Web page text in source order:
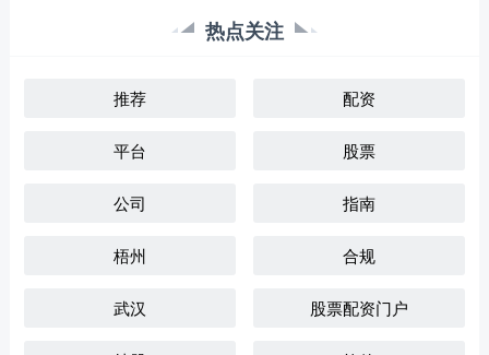
热点关注
推荐 配资
平台 股票
公司 指南
梧州 合规
武汉 股票配资门户